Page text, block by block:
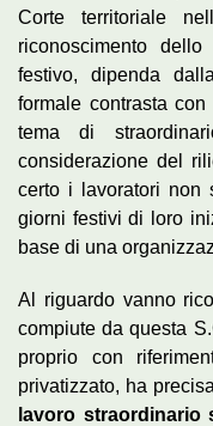
Corte territoriale
riconoscimento
festivo, dipenda
formale contrasta
tema di
considerazione del
certo i lavoratori non
giorni festivi di loro
base di una
Al riguardo vanno
compiute da questa
proprio con
privatizzato, ha
lavoro straordinario